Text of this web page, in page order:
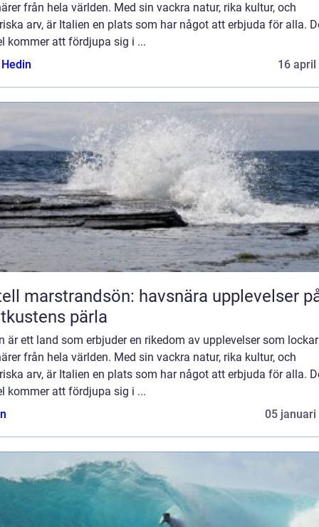
från hela världen. Med sin vackra natur, rika kultur, och
arv, är Italien en plats som har något att erbjuda för alla.
kommer att fördjupa sig i ...
16 april
marstrandsön: havsnära upplevelser
pärla
är ett land som erbjuder en rikedom av upplevelser som lockar
från hela världen. Med sin vackra natur, rika kultur, och
arv, är Italien en plats som har något att erbjuda för alla.
kommer att fördjupa sig i ...
05 januari